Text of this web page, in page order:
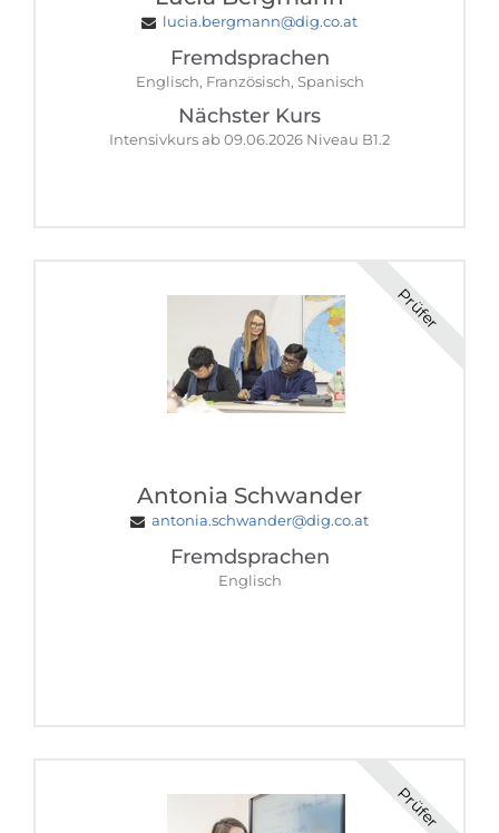
lucia.bergmann@dig.co.at
Fremdsprachen
Englisch, Französisch, Spanisch
Nächster Kurs
Intensivkurs ab 09.06.2026 Niveau B1.2
Prüfer
Antonia Schwander
antonia.schwander@dig.co.at
Fremdsprachen
Englisch
Prüfer